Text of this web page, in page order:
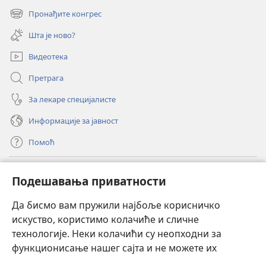
Подешавања приватности
Да бисмо вам пружили најбоље корисничко
искуство, користимо колачиће и сличне
технологије. Неки колачићи су неопходни за
функционисање нашег сајта и не можете их
нови
прозор)
Пронађите конгрес
(отвара
нови
прозор)
Шта је ново?
Видеотека
Претрага
За лекаре специјалисте
Информације за јавност
Помоћ
(отвара
нови
прозор)ОНЛАЈН БИБЛИОТЕКА Watchtower
(отвара
нови
прозор)JW Hub®
(отвара
нови